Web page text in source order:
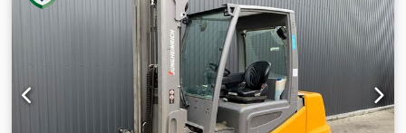
TECHNISCHE DETAILS Freihub: 1.490 mm Hubhöhe: 4.700
mm Bauhöhe: 2.132 mm MASCHINEN-DETAILS Masttyp:
Triplex Batteriespannung: 48 V Batteriekapazität: 625 Ah
Batteriebaujahr: 2015 Hydraulikventile: 3./4. Ventil am
Gabelträger Betriebsstunden: 15.254 h AUSSTATTUNG
Triplex-Hubmast mit Freihub 3./4. Hydraulikventil am
Gabelträger Ladegerät Externe Referenz: SL9789SP